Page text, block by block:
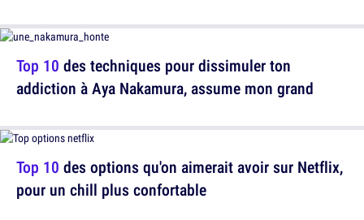
Top 10 des options qu'on aimerait avoir sur Netflix,
pour un chill plus confortable
Top 10 des techniques pour dissimuler ton
addiction à Aya Nakamura, assume mon grand